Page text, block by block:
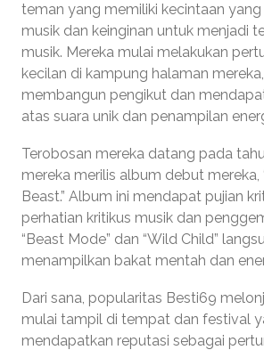
teman yang memiliki kecintaan
musik dan keinginan untuk menjadi
musik. Mereka mulai melakukan
kecilan di kampung halaman
membangun pengikut dan
atas suara unik dan penampilan
Terobosan mereka datang pada
mereka merilis album debut mereka,
Beast.” Album ini mendapat pujian
perhatian kritikus musik dan
“Beast Mode” dan “Wild Child”
menampilkan bakat mentah dan
Dari sana, popularitas Besti69
mulai tampil di tempat dan festival
mendapatkan reputasi sebagai